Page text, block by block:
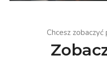
Chcesz